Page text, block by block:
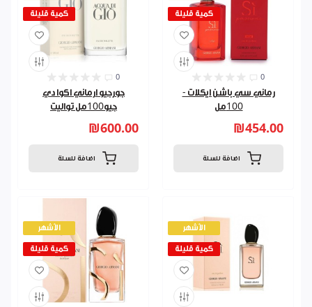
كمية قليلة
0
جورجيو ارماني اكوا دي
جيو100مل تواليت
₪600.00
اضافة للسلة
كمية قليلة
0
رماني سي باشن ايكلات -
100مل
₪454.00
اضافة للسلة
الأشهر
كمية قليلة
الأشهر
كمية قليلة